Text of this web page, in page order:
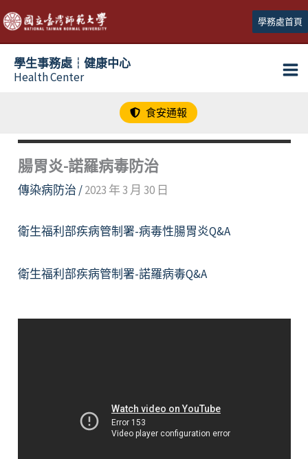
跳
至
主
學務處首頁
學生事務處┆健康中心
Health Center
食安通報
腸胃炎-諾羅病毒防治
傳染病防治 /2023 年 3 月 30 日
衛生福利部疾病管制署-病毒性腸胃炎Q&A
衛生福利部疾病管制署-諾羅病毒Q&A